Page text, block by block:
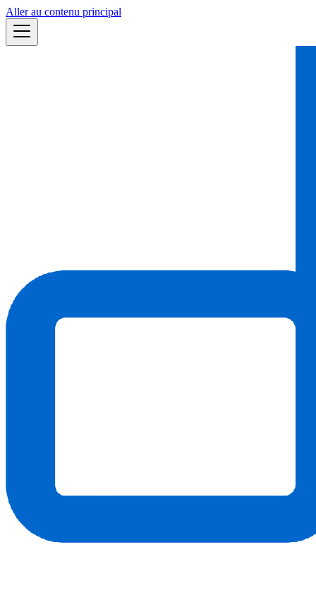
Aller au contenu principal